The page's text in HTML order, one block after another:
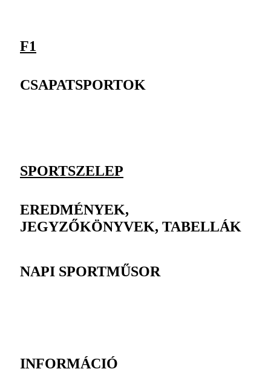
F1
CSAPATSPORTOK
SPORTSZELEP
EREDMÉNYEK,
JEGYZŐKÖNYVEK, TABELLÁK
NAPI SPORTMŰSOR
INFORMÁCIÓ